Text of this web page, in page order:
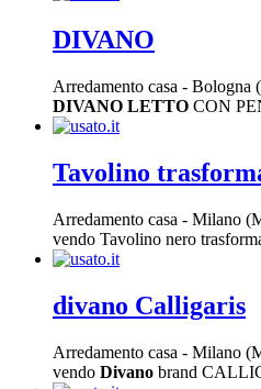
DIVANO
Arredamento casa - Bologna
DIVANO LETTO CON
Tavolino
Arredamento casa - Milano
vendo Tavolino nero
divano Calligaris
Arredamento casa - Milano
vendo Divano brand